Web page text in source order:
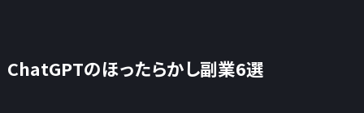
ChatGPTのほったらかし副業6選